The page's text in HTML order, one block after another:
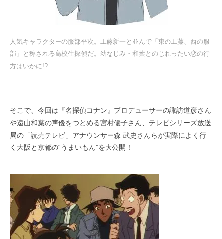
人気キャラクターの服部平次。工藤新一と並んで「東の工藤、西の服
部」と称される高校生探偵だ。幼なじみ・和葉とのじれったい恋の行
方はいかに!?
そこで、今回は『名探偵コナン』プロデューサーの諏訪道彦さん
や遠山和葉の声優をつとめる宮村優子さん、テレビシリーズ放送
局の「読売テレビ」アナウンサー森 武史さんらが実際によく行
く大阪と京都の“うまいもん”を大公開！